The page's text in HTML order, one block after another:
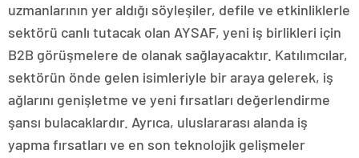
uzmanlarının yer aldığı söyleşiler, defile ve etkinliklerle
sektörü canlı tutacak olan AYSAF, yeni iş birlikleri için
B2B görüşmelere de olanak sağlayacaktır. Katılımcılar,
sektörün önde gelen isimleriyle bir araya gelerek, iş
ağlarını genişletme ve yeni fırsatları değerlendirme
şansı bulacaklardır. Ayrıca, uluslararası alanda iş
yapma fırsatları ve en son teknolojik gelişmeler